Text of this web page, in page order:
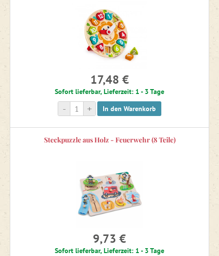
17,48 €
Sofort lieferbar, Lieferzeit: 1 - 3 Tage
+
- In den Warenkorb
Steckpuzzle aus Holz - Feuerwehr (8 Teile)
9,73 €
Sofort lieferbar, Lieferzeit: 1 - 3 Tage